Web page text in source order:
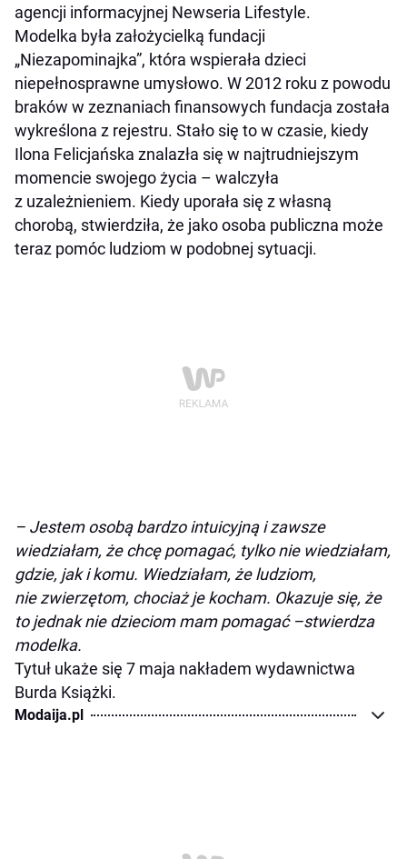
agencji informacyjnej Newseria Lifestyle.
Modelka była założycielką fundacji
„Niezapominajka”, która wspierała dzieci
niepełnosprawne umysłowo. W 2012 roku z powodu
braków w zeznaniach finansowych fundacja została
wykreślona z rejestru. Stało się to w czasie, kiedy
Ilona Felicjańska znalazła się w najtrudniejszym
momencie swojego życia – walczyła
z uzależnieniem. Kiedy uporała się z własną
chorobą, stwierdziła, że jako osoba publiczna może
teraz pomóc ludziom w podobnej sytuacji.
– Jestem osobą bardzo intuicyjną i zawsze
wiedziałam, że chcę pomagać, tylko nie wiedziałam,
gdzie, jak i komu. Wiedziałam, że ludziom,
nie zwierzętom, chociaż je kocham. Okazuje się, że
to jednak nie dzieciom mam pomagać –stwierdza
modelka.
Tytuł ukaże się 7 maja nakładem wydawnictwa
Burda Książki.
Modaija.pl